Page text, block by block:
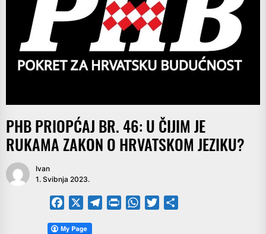
PHB PRIOPĆAJ BR. 46: U ČIJIM JE
RUKAMA ZAKON O HRVATSKOM JEZIKU?
Ivan
1. Svibnja 2023.
Facebook TelegramPrintFriendly
WhatsApp
Twitter